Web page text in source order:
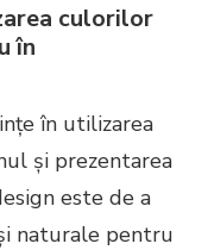
culorilor
în
în utilizarea
și prezentarea
este de a
naturale pentru